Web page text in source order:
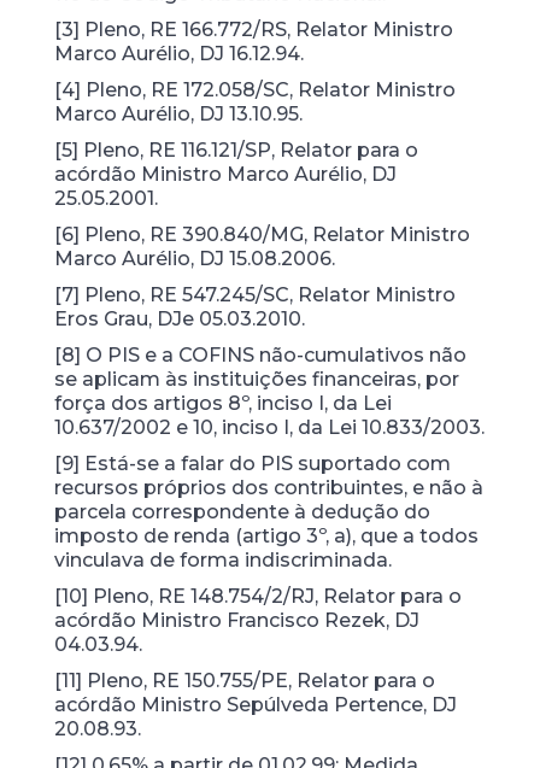
[3] Pleno, RE 166.772/RS, Relator Ministro
Marco Aurélio, DJ 16.12.94.
[4] Pleno, RE 172.058/SC, Relator Ministro
Marco Aurélio, DJ 13.10.95.
[5] Pleno, RE 116.121/SP, Relator para o
acórdão Ministro Marco Aurélio, DJ
25.05.2001.
[6] Pleno, RE 390.840/MG, Relator Ministro
Marco Aurélio, DJ 15.08.2006.
[7] Pleno, RE 547.245/SC, Relator Ministro
Eros Grau, DJe 05.03.2010.
[8] O PIS e a COFINS não-cumulativos não
se aplicam às instituições financeiras, por
força dos artigos 8º, inciso I, da Lei
10.637/2002 e 10, inciso I, da Lei 10.833/2003.
[9] Está-se a falar do PIS suportado com
recursos próprios dos contribuintes, e não à
parcela correspondente à dedução do
imposto de renda (artigo 3º, a), que a todos
vinculava de forma indiscriminada.
[10] Pleno, RE 148.754/2/RJ, Relator para o
acórdão Ministro Francisco Rezek, DJ
04.03.94.
[11] Pleno, RE 150.755/PE, Relator para o
acórdão Ministro Sepúlveda Pertence, DJ
20.08.93.